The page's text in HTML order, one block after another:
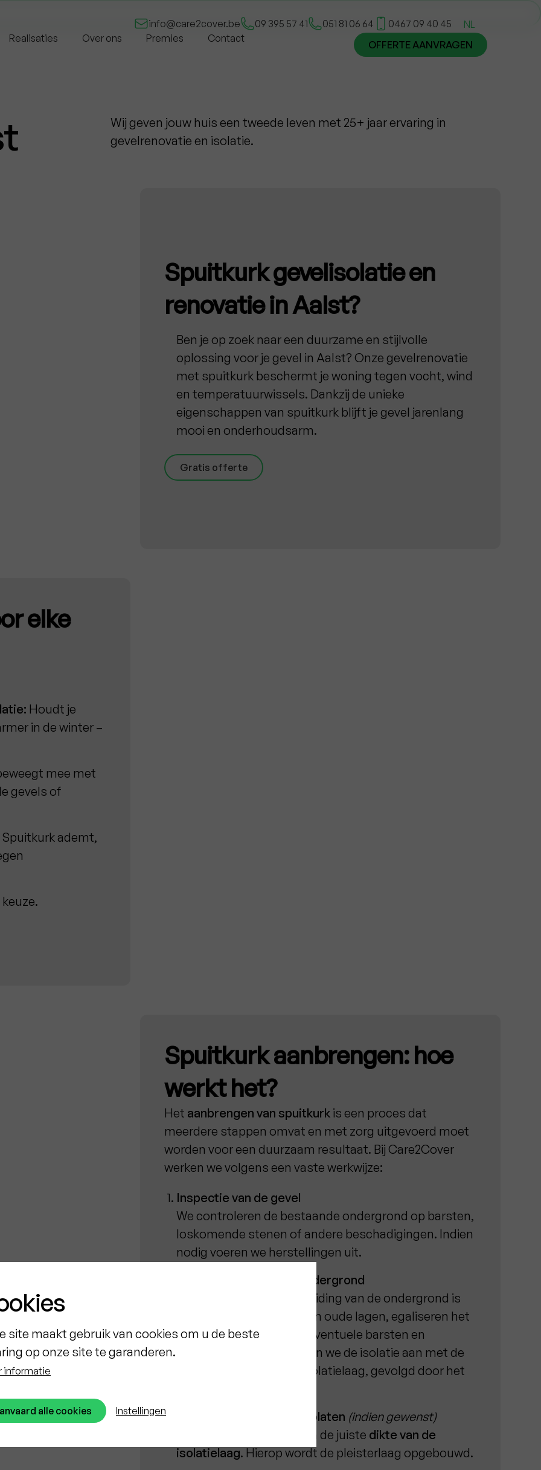
Realisaties Over ons Premies Contact
info@care2cover.be 09 395 57 41 051 81 06 64 0467 09 40 45
NL
OFFERTE AANVRAGEN
Wij geven jouw huis een tweede leven met 25+ jaar ervaring in
gevelrenovatie en isolatie.
Spuitkurk gevelisolatie en
renovatie in Aalst?
Ben je op zoek naar een duurzame en stijlvolle
oplossing voor je gevel in Aalst? Onze gevelrenovatie
met spuitkurk beschermt je woning tegen vocht, wind
en temperatuurwissels. Dankzij de unieke
eigenschappen van spuitkurk blijft je gevel jarenlang
mooi en onderhoudsarm.
Gratis offerte
elke
Houdt je
in de winter –
mee met
gevels of
Spuitkurk ademt,
Spuitkurk aanbrengen: hoe
werkt het?
Het aanbrengen van spuitkurk is een proces dat
meerdere stappen omvat en met zorg uitgevoerd moet
worden voor een duurzaam resultaat. Bij Care2Cover
werken we volgens een vaste werkwijze:
Inspectie van de gevel
We controleren de bestaande ondergrond op barsten,
loskomende stenen of andere beschadigingen. Indien
nodig voeren we herstellingen uit.
Voorbereiding van de ondergrond
Een zorgvuldige voorbereiding van de ondergrond is
essentieel. We verwijderen oude lagen, egaliseren het
oppervlak en herstellen eventuele barsten en
scheuren. Daarna brengen we de isolatie aan met de
gewenste dikte van de isolatielaag, gevolgd door het
Aanbrengen van isolatieplaten (indien gewenst)
Deze worden bevestigd in de juiste dikte van de
isolatielaag. Hierop wordt de pleisterlaag opgebouwd.
site maakt gebruik van cookies om u de beste
op onze site te garanderen.
informatie
alle cookies Instellingen